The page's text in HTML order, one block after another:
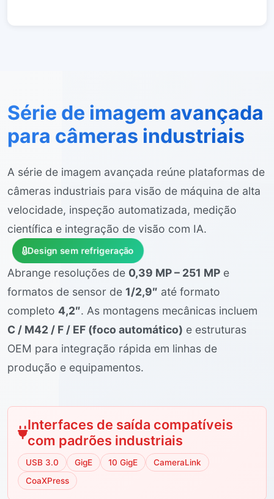
Série de imagem avançada
para câmeras industriais
A série de imagem avançada reúne plataformas de
câmeras industriais para visão de máquina de alta
velocidade, inspeção automatizada, medição
científica e integração de visão com IA.
Design sem refrigeração
Abrange resoluções de 0,39 MP – 251 MP e
formatos de sensor de 1/2,9″ até formato
completo 4,2″. As montagens mecânicas incluem
C / M42 / F / EF (foco automático) e estruturas
OEM para integração rápida em linhas de
produção e equipamentos.
Interfaces de saída compatíveis
com padrões industriais
USB 3.0 GigE 10 GigE
CameraLink
CoaXPress